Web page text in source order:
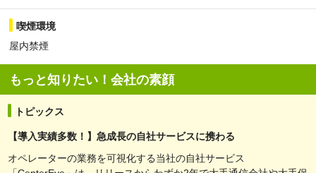
喫煙環境
屋内禁煙
もっと知りたい！会社の素顔
トピックス
【導入実績多数！】急成長の自社サービスに携わる
オペレーターの業務を可視化する当社の自社サービス